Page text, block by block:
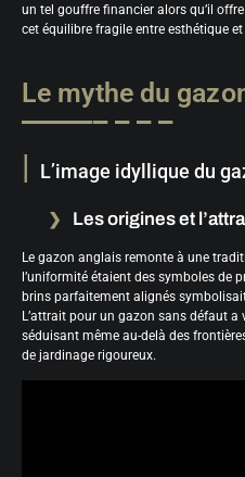
un tel gouffre financier alors qu’il
cet équilibre fragile entre esthétique
Le mythe du
L’image idyllique du
Les origines et
Le gazon anglais remonte à une
l’uniformité étaient des symboles de
brins parfaitement alignés
L’attrait pour un gazon sans défaut a
séduisant même au-delà des
de jardinage rigoureux.